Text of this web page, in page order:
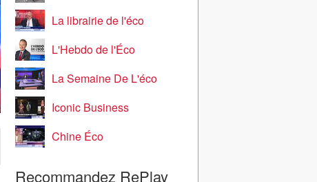
La librairie de l'éco
L'Hebdo de l'Éco
La Semaine De L'éco
Iconic Business
Chine Éco
Recommandez RePlay